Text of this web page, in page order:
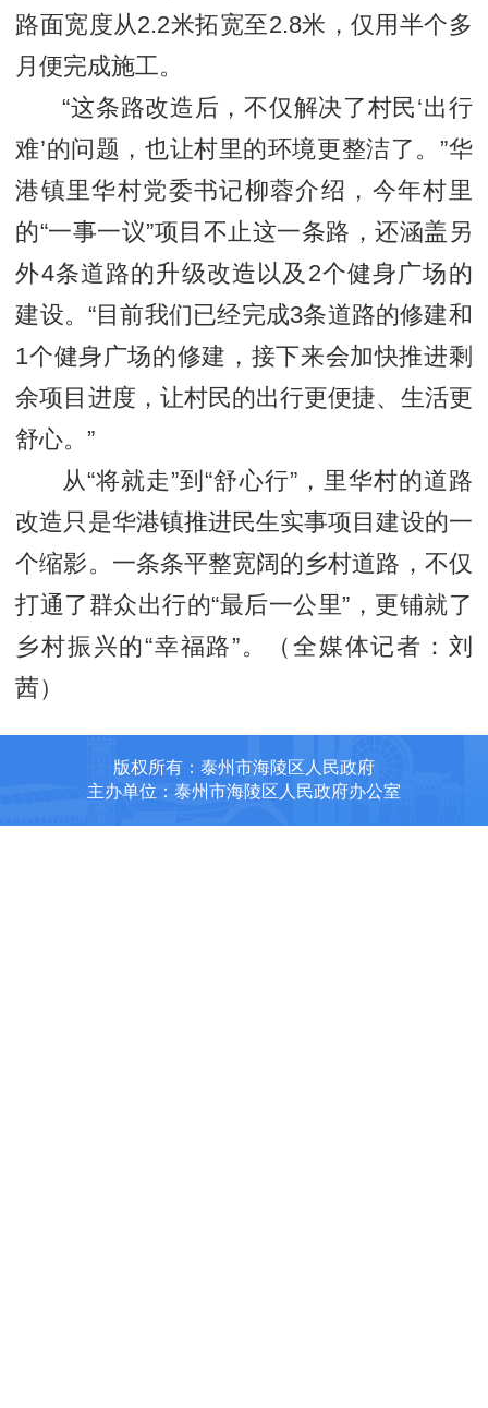
路面宽度从2.2米拓宽至2.8米，仅用半个多
月便完成施工。
“这条路改造后，不仅解决了村民‘出行
难’的问题，也让村里的环境更整洁了。”华
港镇里华村党委书记柳蓉介绍，今年村里
的“一事一议”项目不止这一条路，还涵盖另
外4条道路的升级改造以及2个健身广场的
建设。“目前我们已经完成3条道路的修建和
1个健身广场的修建，接下来会加快推进剩
余项目进度，让村民的出行更便捷、生活更
舒心。”
从“将就走”到“舒心行”，里华村的道路
改造只是华港镇推进民生实事项目建设的一
个缩影。一条条平整宽阔的乡村道路，不仅
打通了群众出行的“最后一公里”，更铺就了
乡村振兴的“幸福路”。（全媒体记者：刘
茜）
版权所有：泰州市海陵区人民政府
主办单位：泰州市海陵区人民政府办公室